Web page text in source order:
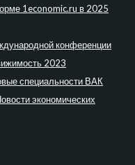
1economic.ru в 2025
конференции
2023
специальности ВАК
экономических